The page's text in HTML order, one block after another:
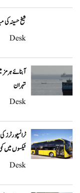
شیخ حسینہ کی
Desk
آبنائے ہرمز
تہران
Desk
ٹیکسوں میں
Desk